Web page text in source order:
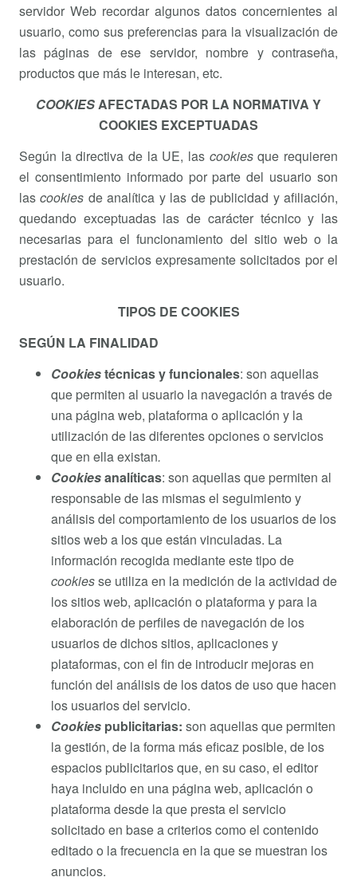
servidor Web recordar algunos datos concernientes al
usuario, como sus preferencias para la visualización de
las páginas de ese servidor, nombre y contraseña,
productos que más le interesan, etc.
COOKIESAFECTADAS POR LA NORMATIVA Y
COOKIES EXCEPTUADAS
Según la directiva de la UE, las cookiesque requieren
el consentimiento informado por parte del usuario son
lascookies de analítica y las de publicidad y afiliación,
quedando exceptuadas las de carácter técnico y las
necesarias para el funcionamiento del sitio web o la
prestación de servicios expresamente solicitados por el
usuario.
TIPOS DE COOKIES
SEGÚN LA FINALIDAD
Cookiestécnicas y funcionales: son aquellas
que permiten al usuario la navegación a través de
una página web, plataforma o aplicación y la
utilización de las diferentes opciones o servicios
que en ella existan.
Cookiesanalíticas: son aquellas que permiten al
responsable de las mismas el seguimiento y
análisis del comportamiento de los usuarios de los
sitios web a los que están vinculadas. La
información recogida mediante este tipo de
cookiesse utiliza en la medición de la actividad de
los sitios web, aplicación o plataforma y para la
elaboración de perfiles de navegación de los
usuarios de dichos sitios, aplicaciones y
plataformas, con el fin de introducir mejoras en
función del análisis de los datos de uso que hacen
los usuarios del servicio.
Cookies publicitarias: son aquellas que permiten
la gestión, de la forma más eficaz posible, de los
espacios publicitarios que, en su caso, el editor
haya incluido en una página web, aplicación o
plataforma desde la que presta el servicio
solicitado en base a criterios como el contenido
editado o la frecuencia en la que se muestran los
anuncios.